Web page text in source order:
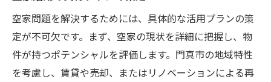
空家問題を解決するためには、具体的な活用プランの策
定が不可欠です。まず、空家の現状を詳細に把握し、物
件が持つポテンシャルを評価します。門真市の地域特性
を考慮し、賃貸や売却、またはリノベーションによる再